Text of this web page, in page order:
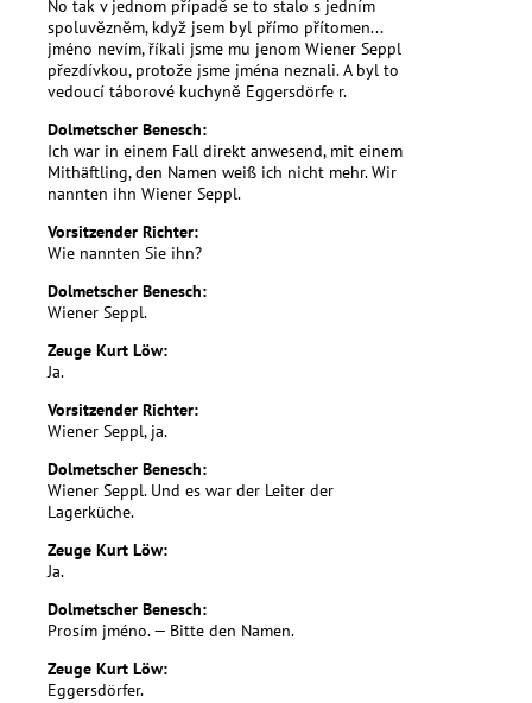
No tak v jednom případě se to stalo s jedním
spoluvězněm, když jsem byl přímo přítomen...
jméno nevím, říkali jsme mu jenom Wiener Seppl
přezdívkou, protože jsme jména neznali. A byl to
vedoucí táborové kuchyně Eggersdörfe r.
Dolmetscher Benesch:
Ich war in einem Fall direkt anwesend, mit einem
Mithäftling, den Namen weiß ich nicht mehr. Wir
nannten ihn Wiener Seppl.
Vorsitzender Richter:
Wie nannten Sie ihn?
Dolmetscher Benesch:
Wiener Seppl.
Zeuge Kurt Löw:
Ja.
Vorsitzender Richter:
Wiener Seppl, ja.
Dolmetscher Benesch:
Wiener Seppl. Und es war der Leiter der
Lagerküche.
Zeuge Kurt Löw:
Ja.
Dolmetscher Benesch:
Prosím jméno. — Bitte den Namen.
Zeuge Kurt Löw:
Eggersdörfer.